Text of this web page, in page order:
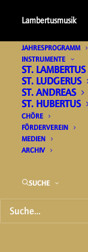
Lambertusmusik
JAHRESPROGRAMM
INSTRUMENTE
ST. LAMBERTUS
ST. LUDGERUS
ST. ANDREAS
ST. HUBERTUS
CHÖRE
FÖRDERVEREIN
MEDIEN
ARCHIV
SUCHE